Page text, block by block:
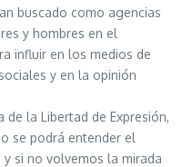
buscado como agencias
y hombres en el
influir en los medios de
y en la opinión
la Libertad de Expresión,
se podrá entender el
si no volvemos la mirada